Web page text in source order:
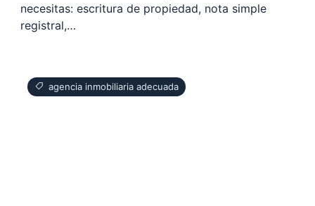
necesitas: escritura de propiedad, nota simple
registral,…
agencia inmobiliaria adecuada